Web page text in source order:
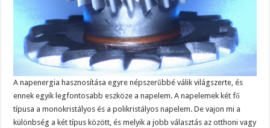
A napenergia hasznosítása egyre népszerűbbé válik világszerte, és
ennek egyik legfontosabb eszköze a napelem. A napelemek két fő
típusa a monokristályos és a polikristályos napelem. De vajon mi a
különbség a két típus között, és melyik a jobb választás az otthoni vagy